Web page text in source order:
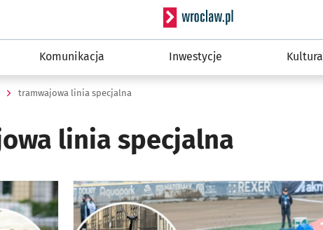
Serwis
Komunikacja Inwestycje Kultura
tramwajowa linia specjalna
linia specjalna